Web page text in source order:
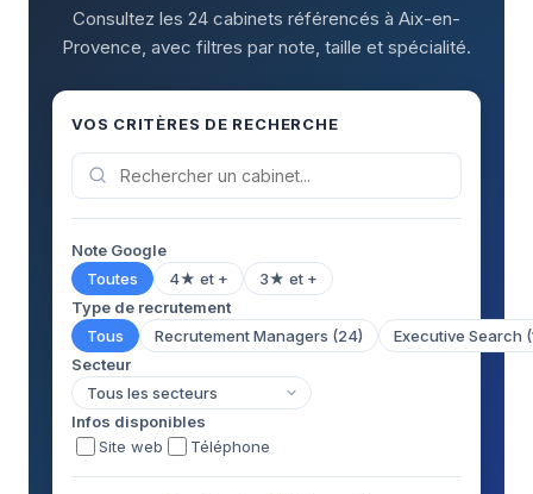
Consultez les 24 cabinets référencés à Aix-en-
Provence, avec filtres par note, taille et spécialité.
VOS CRITÈRES DE RECHERCHE
Note Google
Toutes
4★ et +
3★ et +
Type de recrutement
Tous
Recrutement Managers (24)
Executive Search
Secteur
Infos disponibles
Site web
Téléphone